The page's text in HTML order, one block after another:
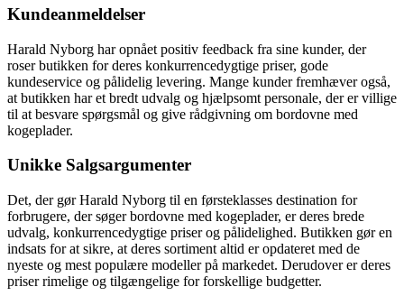
Kundeanmeldelser
Harald Nyborg har opnået positiv feedback fra sine kunder, der
roser butikken for deres konkurrencedygtige priser, gode
kundeservice og pålidelig levering. Mange kunder fremhæver også,
at butikken har et bredt udvalg og hjælpsomt personale, der er villige
til at besvare spørgsmål og give rådgivning om bordovne med
kogeplader.
Unikke Salgsargumenter
Det, der gør Harald Nyborg til en førsteklasses destination for
forbrugere, der søger bordovne med kogeplader, er deres brede
udvalg, konkurrencedygtige priser og pålidelighed. Butikken gør en
indsats for at sikre, at deres sortiment altid er opdateret med de
nyeste og mest populære modeller på markedet. Derudover er deres
priser rimelige og tilgængelige for forskellige budgetter.